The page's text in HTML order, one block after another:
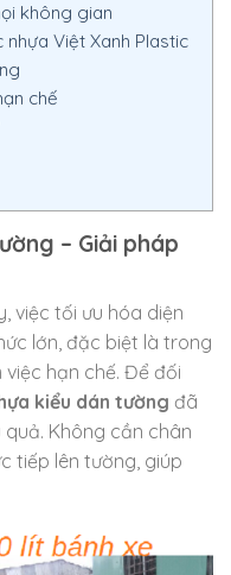
không gian
Việt Xanh Plastic
chế
– Giải pháp
việc tối ưu hóa diện
lớn, đặc biệt là trong
hạn chế. Để đối
kiểu dán tường đã
Không cần chân
tiếp lên tường, giúp